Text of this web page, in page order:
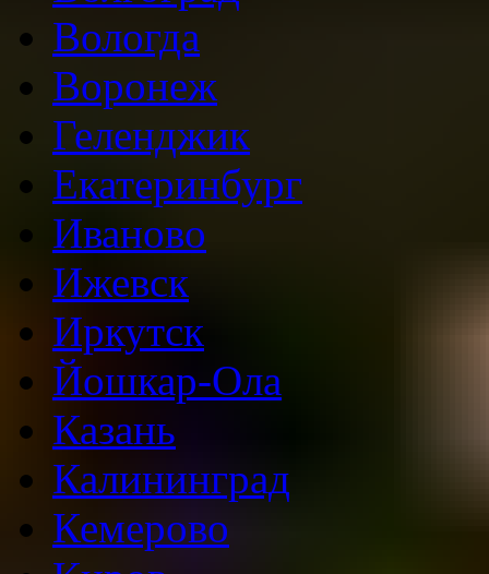
Вологда
Воронеж
Геленджик
Екатеринбург
Иваново
Ижевск
Иркутск
Йошкар-Ола
Казань
Калининград
Кемерово